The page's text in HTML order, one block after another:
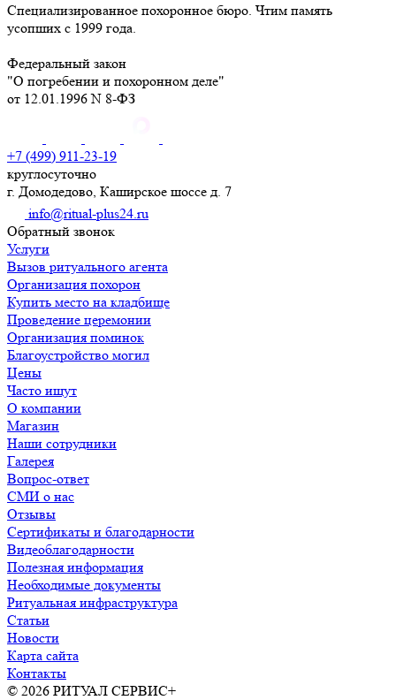
Специализированное похоронное бюро. Чтим память
усопших с 1999 года.
Федеральный закон
"О погребении и похоронном деле"
от 12.01.1996 N 8-ФЗ
+7 (499) 911-23-19
круглосуточно
г. Домодедово, Каширское шоссе д. 7
info@ritual-plus24.ru
Обратный звонок
Услуги
Вызов ритуального агента
Организация похорон
Купить место на кладбище
Проведение церемонии
Организация поминок
Благоустройство могил
Цены
Часто ищут
О компании
Магазин
Наши сотрудники
Галерея
Вопрос-ответ
СМИ о нас
Отзывы
Сертификаты и благодарности
Видеоблагодарности
Полезная информация
Необходимые документы
Ритуальная инфраструктура
Статьи
Новости
Карта сайта
Контакты
© 2026 РИТУАЛ СЕРВИС+